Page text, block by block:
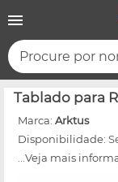
Procure por
Tablado para
Marca: Arktus
Disponibilidade:
...Veja mais